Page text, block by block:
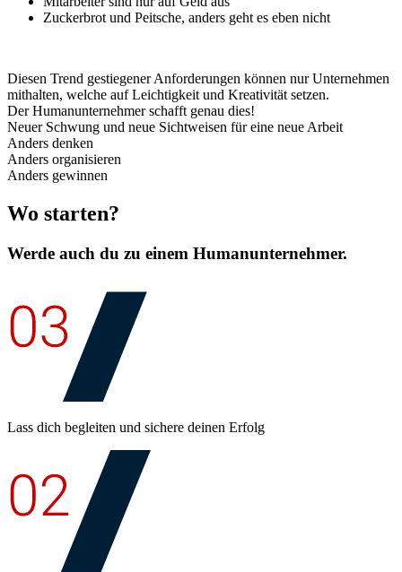
Zuckerbrot und Peitsche, anders geht es eben nicht
Diesen Trend gestiegener Anforderungen können nur Unternehmen
mithalten, welche auf Leichtigkeit und Kreativität setzen.
Der Humanunternehmer schafft genau dies!
Neuer Schwung und neue Sichtweisen für eine neue Arbeit
Anders denken
Anders organisieren
Anders gewinnen
Wo starten?
Werde auch du zu einem Humanunternehmer.
Lass dich begleiten und sichere deinen Erfolg